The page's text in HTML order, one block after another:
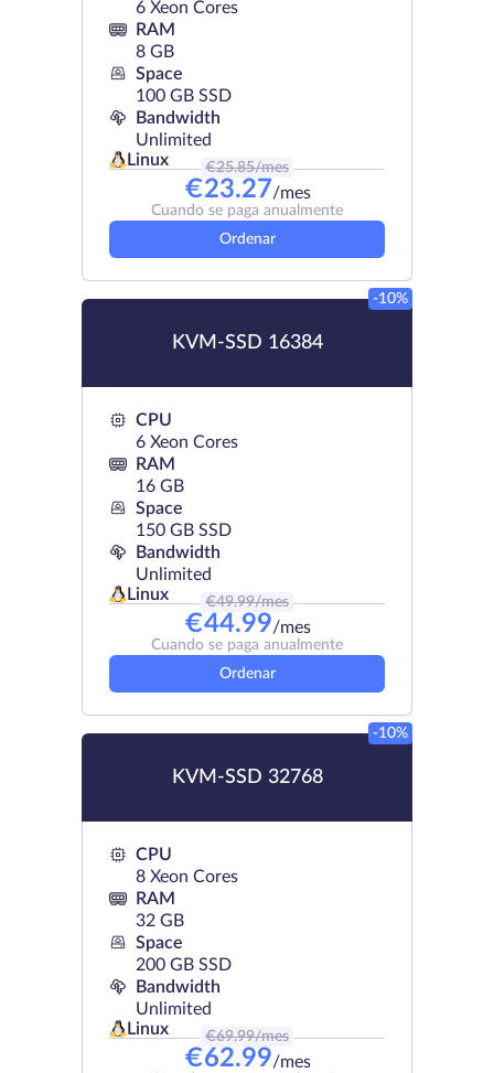
6 Xeon Cores
RAM
8 GB
Space
100 GB SSD
Bandwidth
Unlimited
Linux
€25.85/mes
€23.27/mes
Cuando se paga anualmente
Ordenar
KVM-SSD 16384
-10%
CPU
6 Xeon Cores
RAM
16 GB
Space
150 GB SSD
Bandwidth
Unlimited
Linux
€49.99/mes
€44.99/mes
Cuando se paga anualmente
Ordenar
KVM-SSD 32768
-10%
CPU
8 Xeon Cores
RAM
32 GB
Space
200 GB SSD
Bandwidth
Unlimited
Linux
€69.99/mes
€62.99/mes